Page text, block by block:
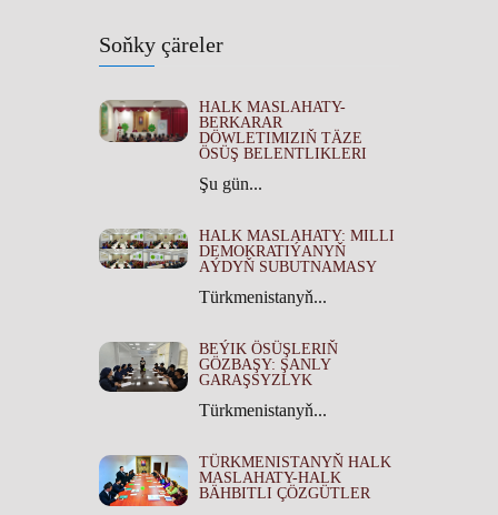
Soňky çäreler
HALK MASLAHATY-
BERKARAR
DÖWLETIMIZIŇ TÄZE
ÖSÜŞ BELENTLIKLERI
Şu gün...
HALK MASLAHATY: MILLI
DEMOKRATIÝANYŇ
AÝDYŇ SUBUTNAMASY
Türkmenistanyň...
BEÝIK ÖSÜŞLERIŇ
GÖZBAŞY: ŞANLY
GARAŞSYZLYK
Türkmenistanyň...
TÜRKMENISTANYŇ HALK
MASLAHATY-HALK
BÄHBITLI ÇÖZGÜTLER